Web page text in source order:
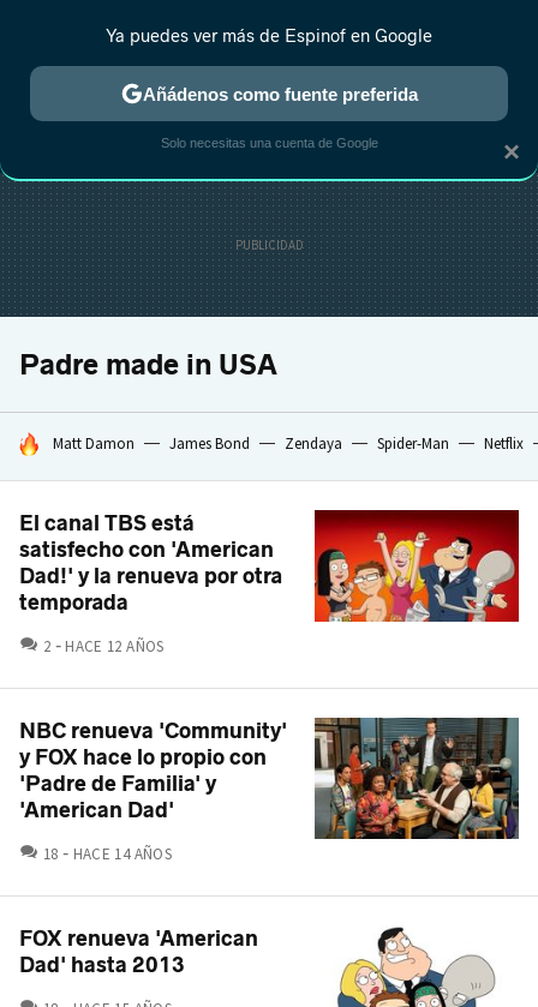
ESTRENOS REALITY ANIME RANKINGS CINE
Padre made in USA
HOY SE HABLA DE
Matt Damon James Bond Zendaya Spider-Man Netflix
El canal TBS está
satisfecho con 'American
Dad!' y la renueva por otra
temporada
2 COMENTARIOS
HACE 12 AÑOS
NBC renueva 'Community'
y FOX hace lo propio con
'Padre de Familia' y
'American Dad'
18 COMENTARIOS
HACE 14 AÑOS
FOX renueva 'American
Dad' hasta 2013
×
Ya puedes ver más de Espinof en Google
Añádenos como fuente preferida
Solo necesitas una cuenta de Google